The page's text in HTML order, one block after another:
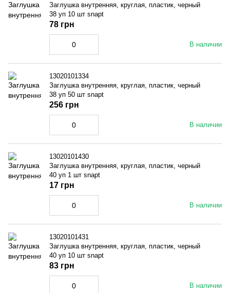
Заглушка внутренняя, круглая, пластик, черный
38 уп 10 шт snapt
В наличии
78 грн
13020101334
Заглушка внутренняя, круглая, пластик, черный
38 уп 50 шт snapt
В наличии
256 грн
13020101430
Заглушка внутренняя, круглая, пластик, черный
40 уп 1 шт snapt
В наличии
17 грн
13020101431
Заглушка внутренняя, круглая, пластик, черный
40 уп 10 шт snapt
В наличии
83 грн